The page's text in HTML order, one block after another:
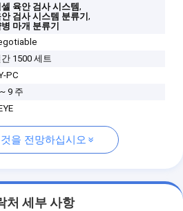
셀 육안 검사 시스템,
안 검사 시스템 분류기,
마개 분류기
간 1500 세트
PC
9 주
을 전망하십시오
처 세부 사항